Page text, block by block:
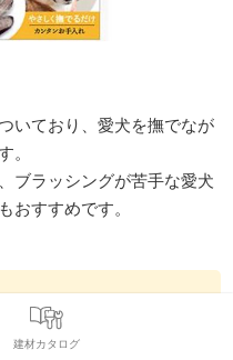
いており、愛犬を撫でなが
。
ブラッシングが苦手な愛犬
おすすめです。
建材カタログ